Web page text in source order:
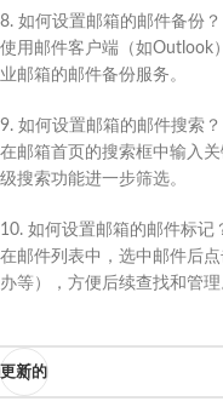
8. 如何设置邮箱的邮件备份？
使用邮件客户端（如Outlook
业邮箱的邮件备份服务。
9. 如何设置邮箱的邮件搜索？
在邮箱首页的搜索框中输入
级搜索功能进一步筛选。
10. 如何设置邮箱的邮件标记
在邮件列表中，选中邮件后
办等），方便后续查找和管理
更新的